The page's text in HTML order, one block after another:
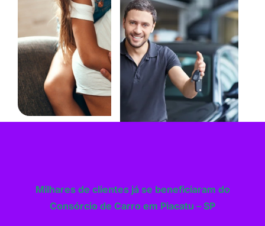
Milhares de clientes já se beneficiaram do
Consórcio de Carro em Piacatu – SP